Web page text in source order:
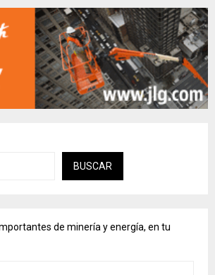
BUSCAR
de minería y energía, en tu